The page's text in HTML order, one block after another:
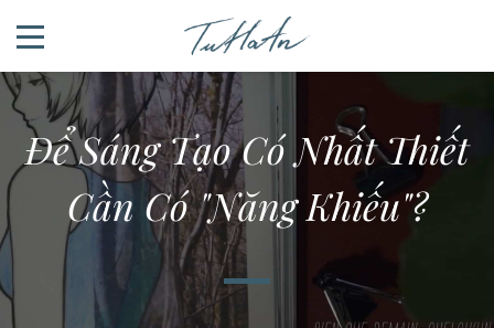
Để Sáng Tạo Có Nhất Thiết
Cần Có "năng Khiếu"?